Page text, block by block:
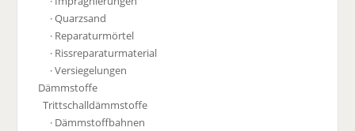
· Quarzsand
· Reparaturmörtel
· Rissreparaturmaterial
· Versiegelungen
Dämmstoffe
Trittschalldämmstoffe
· Dämmstoffbahnen